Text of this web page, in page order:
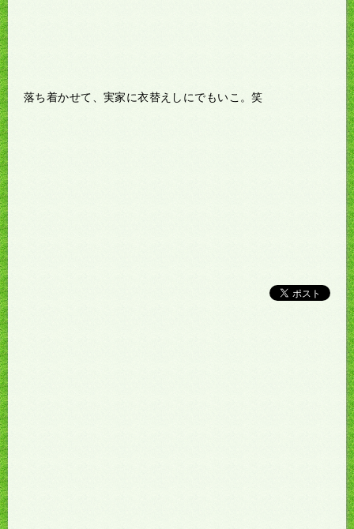
落ち着かせて、実家に衣替えしにでもいこ。笑